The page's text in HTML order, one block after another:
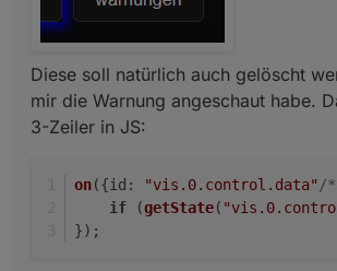
Diese soll natürlich auch gelöscht
mir die Warnung angeschaut habe.
3-Zeiler in JS:
on({id : "vis.0.control.data" /
if (getState(
});